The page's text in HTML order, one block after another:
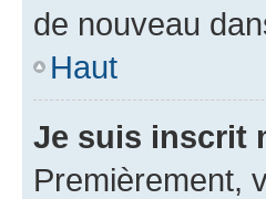
de nouveau
Haut
Je suis inscrit
Premièrement,